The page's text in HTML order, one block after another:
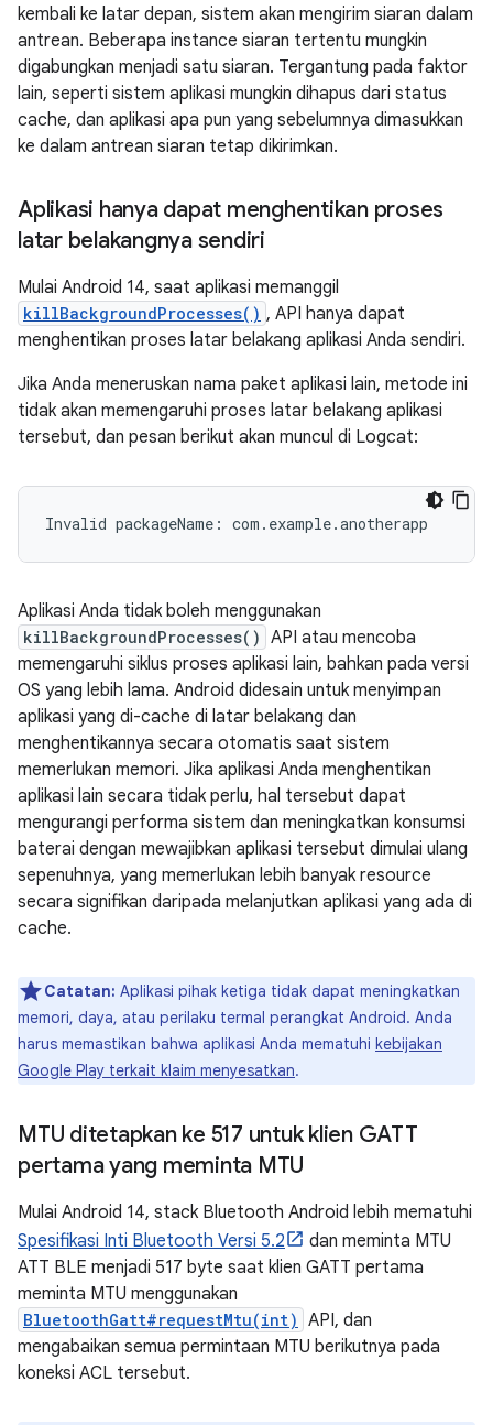
kembali ke latar depan, sistem akan mengirim siaran dalam
antrean. Beberapa instance siaran tertentu mungkin
digabungkan menjadi satu siaran. Tergantung pada faktor
lain, seperti sistem aplikasi mungkin dihapus dari status
cache, dan aplikasi apa pun yang sebelumnya dimasukkan
ke dalam antrean siaran tetap dikirimkan.
Aplikasi hanya dapat menghentikan proses
latar belakangnya sendiri
Mulai Android 14, saat aplikasi memanggil
killBackgroundProcesses() , API hanya dapat
menghentikan proses latar belakang aplikasi Anda sendiri.
Jika Anda meneruskan nama paket aplikasi lain, metode ini
tidak akan memengaruhi proses latar belakang aplikasi
tersebut, dan pesan berikut akan muncul di Logcat:
Aplikasi Anda tidak boleh menggunakan
killBackgroundProcesses() API atau mencoba
memengaruhi siklus proses aplikasi lain, bahkan pada versi
OS yang lebih lama. Android didesain untuk menyimpan
aplikasi yang di-cache di latar belakang dan
menghentikannya secara otomatis saat sistem
memerlukan memori. Jika aplikasi Anda menghentikan
aplikasi lain secara tidak perlu, hal tersebut dapat
mengurangi performa sistem dan meningkatkan konsumsi
baterai dengan mewajibkan aplikasi tersebut dimulai ulang
sepenuhnya, yang memerlukan lebih banyak resource
secara signifikan daripada melanjutkan aplikasi yang ada di
cache.
Catatan: Aplikasi pihak ketiga tidak dapat meningkatkan
memori, daya, atau perilaku termal perangkat Android. Anda
harus memastikan bahwa aplikasi Anda mematuhi kebijakan
Google Play terkait klaim menyesatkan.
MTU ditetapkan ke 517 untuk klien GATT
pertama yang meminta MTU
Mulai Android 14, stack Bluetooth Android lebih mematuhi
Spesifikasi Inti Bluetooth Versi 5.2
dan meminta MTU
ATT BLE menjadi 517 byte saat klien GATT pertama
meminta MTU menggunakan
BluetoothGatt#requestMtu(int) API, dan
mengabaikan semua permintaan MTU berikutnya pada
koneksi ACL tersebut.